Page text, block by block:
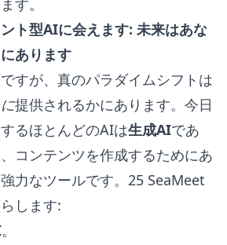
す。
ト型AIに会えます: 未来はあな
あります
すが、真のパラダイムシフトは
提供されるかにあります。今日
るほとんどのAIは生成AIであ
コンテンツを作成するためにあ
力なツールです。25 SeaMeet
します:
。